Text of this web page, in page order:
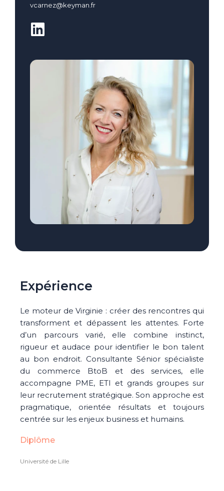
vcarnez@keyman.fr
Expérience
Le moteur de Virginie : créer des rencontres qui
transforment et dépassent les attentes. Forte
d’un parcours varié, elle combine instinct,
rigueur et audace pour identifier le bon talent
au bon endroit. Consultante Sénior spécialiste
du commerce BtoB et des services, elle
accompagne PME, ETI et grands groupes sur
leur recrutement stratégique. Son approche est
pragmatique, orientée résultats et toujours
centrée sur les enjeux business et humains.
Diplôme
Université de Lille